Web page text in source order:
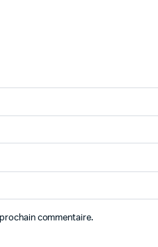
commentaire.